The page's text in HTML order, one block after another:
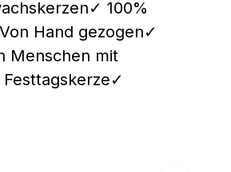
100%
Hand gezogen✓
Menschen mit